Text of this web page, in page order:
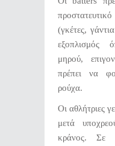
(γκέτες,
εξοπλισμός
μηρού,
πρέπει να
ρούχα.
Οι αθλήτριες
μετά
κράνος. Σε